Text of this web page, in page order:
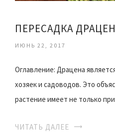
ИЮНЬ 22, 2017
Оглавление: Драцена
хозяек и садоводов. Это
растение имеет не только
ЧИТАТЬ ДАЛЕЕ